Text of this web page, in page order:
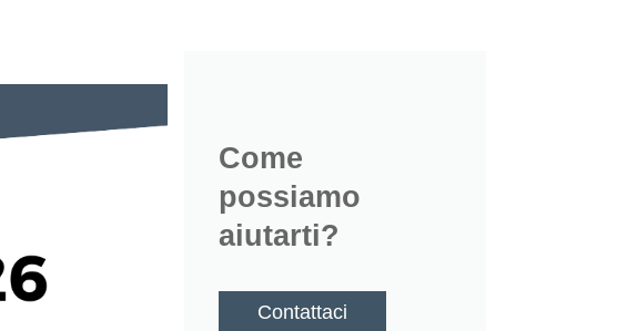
Come
possiamo
aiutarti?
Contattaci